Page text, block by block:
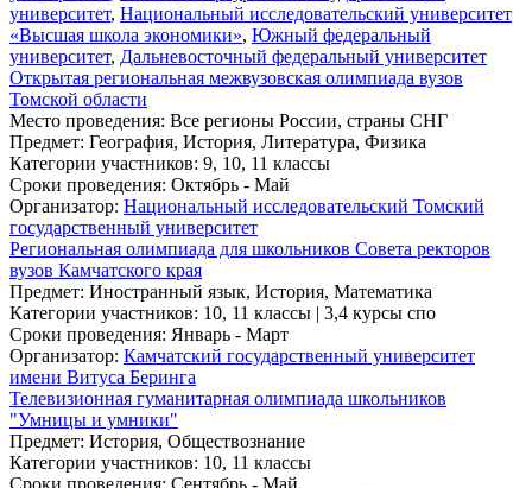
университет, Национальный исследовательский университет
«Высшая школа экономики», Южный федеральный
университет, Дальневосточный федеральный университет
Открытая региональная межвузовская олимпиада вузов
Томской области
Место проведения: Все регионы России, страны СНГ
Предмет: География, История, Литература, Физика
Категории участников: 9, 10, 11 классы
Сроки проведения: Октябрь - Май
Организатор: Национальный исследовательский Томский
государственный университет
Региональная олимпиада для школьников Совета ректоров
вузов Камчатского края
Предмет: Иностранный язык, История, Математика
Категории участников: 10, 11 классы | 3,4 курсы спо
Сроки проведения: Январь - Март
Организатор: Камчатский государственный университет
имени Витуса Беринга
Телевизионная гуманитарная олимпиада школьников
"Умницы и умники"
Предмет: История, Обществознание
Категории участников: 10, 11 классы
Сроки проведения: Сентябрь - Май